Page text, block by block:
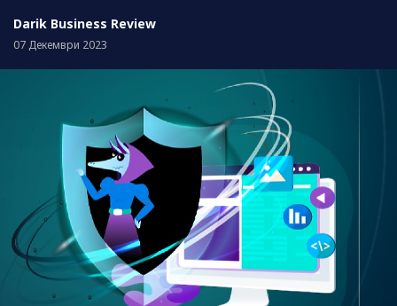
Darik Business Review
07 Декември 2023